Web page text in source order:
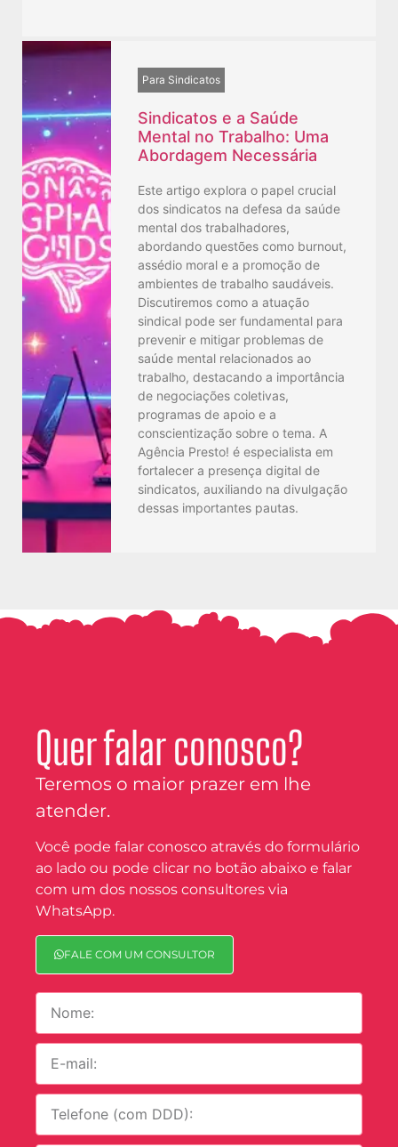
Para Sindicatos
Sindicatos e a Saúde
Mental no Trabalho: Uma
Abordagem Necessária
Este artigo explora o papel crucial
dos sindicatos na defesa da saúde
mental dos trabalhadores,
abordando questões como burnout,
assédio moral e a promoção de
ambientes de trabalho saudáveis.
Discutiremos como a atuação
sindical pode ser fundamental para
prevenir e mitigar problemas de
saúde mental relacionados ao
trabalho, destacando a importância
de negociações coletivas,
programas de apoio e a
conscientização sobre o tema. A
Agência Presto! é especialista em
fortalecer a presença digital de
sindicatos, auxiliando na divulgação
dessas importantes pautas.
Quer falar conosco?
Teremos o maior prazer em lhe
atender.
Você pode falar conosco através do formulário
ao lado ou pode clicar no botão abaixo e falar
com um dos nossos consultores via
WhatsApp.
FALE COM UM CONSULTOR